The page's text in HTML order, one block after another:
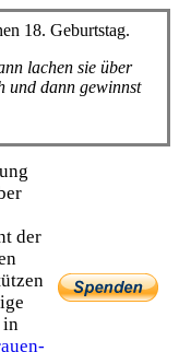
18. Geburtstag.
lachen sie über
und dann gewinnst
der
in